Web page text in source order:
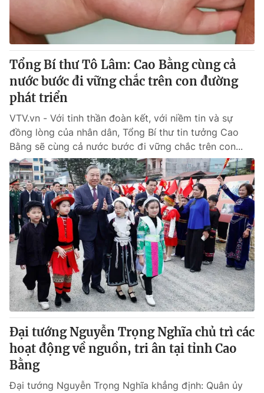
Tổng Bí thư Tô Lâm: Cao Bằng cùng cả
nước bước đi vững chắc trên con đường
phát triển
VTV.vn - Với tinh thần đoàn kết, với niềm tin và sự
đồng lòng của nhân dân, Tổng Bí thư tin tưởng Cao
Bằng sẽ cùng cả nước bước đi vững chắc trên con...
Đại tướng Nguyễn Trọng Nghĩa chủ trì các
hoạt động về nguồn, tri ân tại tỉnh Cao
Bằng
Đại tướng Nguyễn Trọng Nghĩa khẳng định: Quân ủy